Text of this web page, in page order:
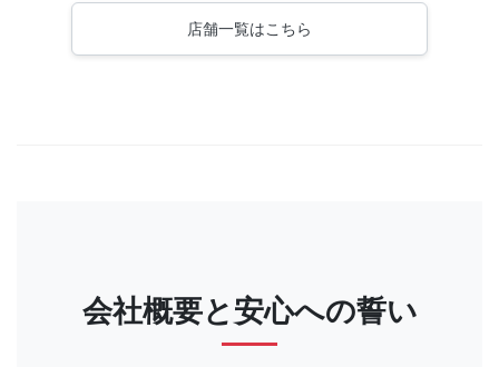
店舗一覧はこちら
会社概要と安心への誓い